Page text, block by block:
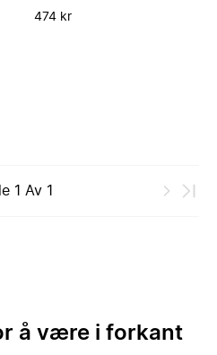
474 kr
1 Av 1
å være i forkant